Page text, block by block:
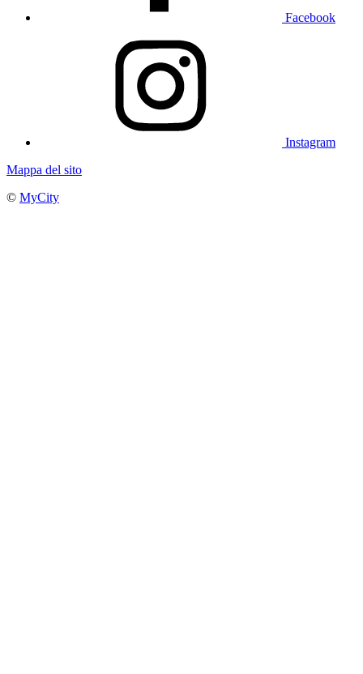
Facebook
Instagram
Mappa del sito
© MyCity